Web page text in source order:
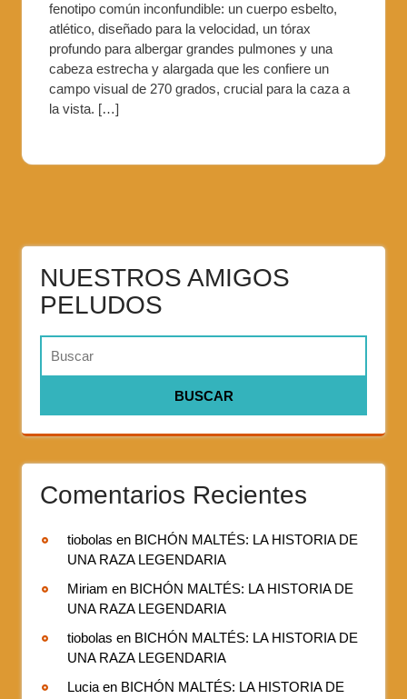
fenotipo común inconfundible: un cuerpo esbelto,
atlético, diseñado para la velocidad, un tórax
profundo para albergar grandes pulmones y una
cabeza estrecha y alargada que les confiere un
campo visual de 270 grados, crucial para la caza a
la vista. […]
NUESTROS AMIGOS
PELUDOS
Comentarios Recientes
tiobolas en BICHÓN MALTÉS: LA HISTORIA DE
UNA RAZA LEGENDARIA
Miriam en BICHÓN MALTÉS: LA HISTORIA DE
UNA RAZA LEGENDARIA
tiobolas en BICHÓN MALTÉS: LA HISTORIA DE
UNA RAZA LEGENDARIA
Lucia en BICHÓN MALTÉS: LA HISTORIA DE